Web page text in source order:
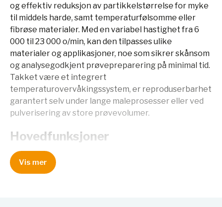
og effektiv reduksjon av partikkelstørrelse for myke
til middels harde, samt temperaturfølsomme eller
fibrøse materialer. Med en variabel hastighet fra 6
000 til 23 000 o/min, kan den tilpasses ulike
materialer og applikasjoner, noe som sikrer skånsom
og analysegodkjent prøvepreparering på minimal tid.
Takket være et integrert
temperaturovervåkingssystem, er reproduserbarhet
garantert selv under lange maleprosesser eller ved
pulverisering av store prøvevolumer.
Hovedfunksjoner
Variabel hastighet fra 6 000 til 23 000 o/min for
optimal tilpasning til forskjellige materialer.
Vis mer